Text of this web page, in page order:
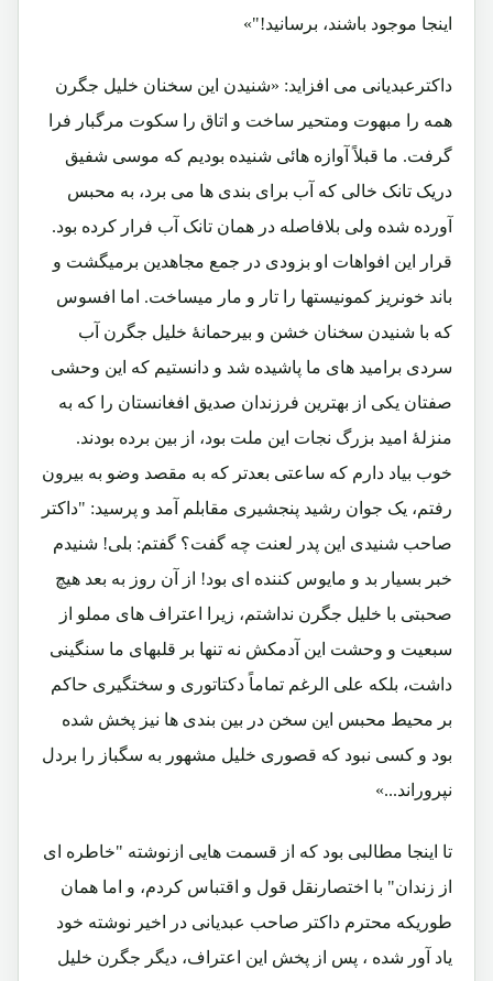
اینجا موجود باشند، برسانید!"»
داکترعبدیانی می افزاید: «شنیدن این سخنان خلیل جگرن
همه را مبهوت ومتحیر ساخت و اتاق را سکوت مرگبار فرا
گرفت. ما قبلاً آوازه هائی شنیده بودیم که موسی شفیق
دریک تانک خالی که آب برای بندی ها می برد، به محبس
آورده شده ولی بلافاصله در همان تانک آب فرار کرده بود.
قرار این افواهات او بزودی در جمع مجاهدین برمیگشت و
باند خونریز کمونیستها را تار و مار میساخت. اما افسوس
که با شنیدن سخنان خشن و بیرحمانۀ خلیل جگرن آب
سردی برامید های ما پاشیده شد و دانستیم که این وحشی
صفتان یکی از بهترین فرزندان صدیق افغانستان را که به
منزلۀ امید بزرگ نجات این ملت بود، از بین برده بودند.
خوب بیاد دارم که ساعتی بعدتر که به مقصد وضو به بیرون
رفتم، یک جوان رشید پنجشیری مقابلم آمد و پرسید: "داکتر
صاحب شنیدی این پدر لعنت چه گفت؟ گفتم: بلی! شنیدم
خبر بسیار بد و مایوس کننده ای بود! از آن روز به بعد هیچ
صحبتی با خلیل جگرن نداشتم، زیرا اعتراف های مملو از
سبعیت و وحشت این آدمکش نه تنها بر قلبهای ما سنگینی
داشت، بلکه علی الرغم تماماً دکتاتوری و سختگیری حاکم
بر محیط محبس این سخن در بین بندی ها نیز پخش شده
بود و کسی نبود که قصوری خلیل مشهور به سگباز را بردل
نپروراند...»
تا اینجا مطالبی بود که از قسمت هایی ازنوشته "خاطره ای
از زندان" با اختصارنقل قول و اقتباس کردم، و اما همان
طوریکه محترم داکتر صاحب عبدیانی در اخیر نوشته خود
یاد آور شده ، پس از پخش این اعتراف، دیگر جگرن خلیل